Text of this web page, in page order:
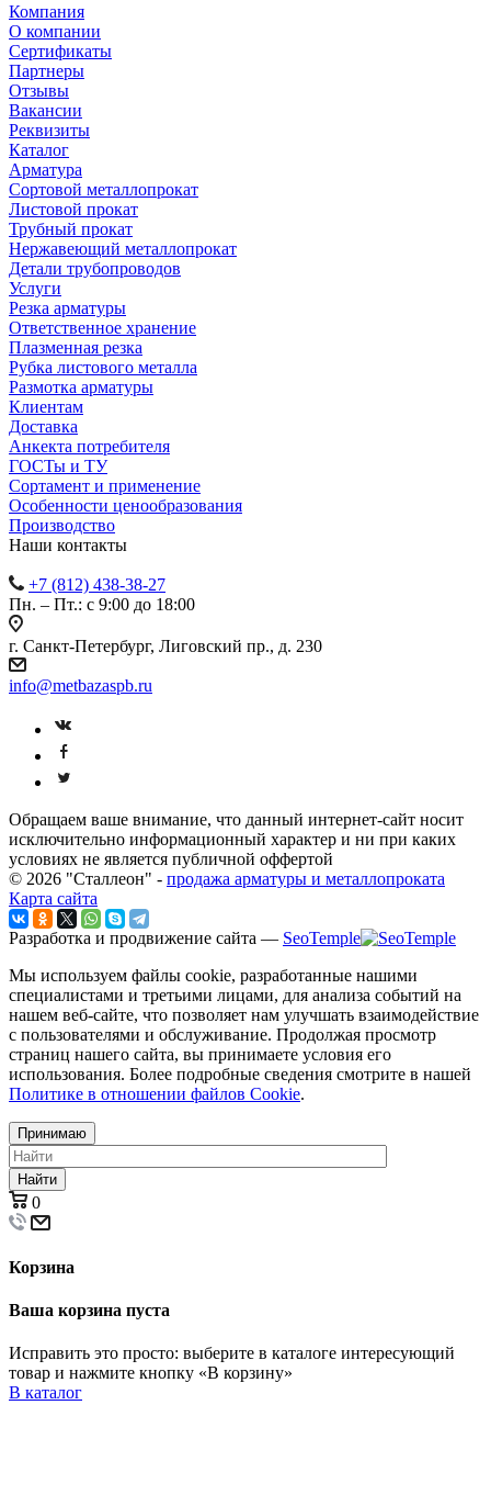
Компания
О компании
Сертификаты
Партнеры
Отзывы
Вакансии
Реквизиты
Каталог
Арматура
Сортовой металлопрокат
Листовой прокат
Трубный прокат
Нержавеющий металлопрокат
Детали трубопроводов
Услуги
Резка арматуры
Ответственное хранение
Плазменная резка
Рубка листового металла
Размотка арматуры
Клиентам
Доставка
Анкекта потребителя
ГОСТы и ТУ
Сортамент и применение
Особенности ценообразования
Производство
Наши контакты
+7 (812) 438-38-27
Пн. – Пт.: с 9:00 до 18:00
г. Санкт-Петербург, Лиговский пр., д. 230
info@metbazaspb.ru
Обращаем ваше внимание, что данный интернет-сайт носит
исключительно информационный характер и ни при каких
условиях не является публичной оффертой
© 2026 "Сталлеон" - продажа арматуры и металлопроката
Карта сайта
Разработка и продвижение сайта — SeoTemple
Мы используем файлы cookie, разработанные нашими
специалистами и третьими лицами, для анализа событий на
нашем веб-сайте, что позволяет нам улучшать взаимодействие
с пользователями и обслуживание. Продолжая просмотр
страниц нашего сайта, вы принимаете условия его
использования. Более подробные сведения смотрите в нашей
Политике в отношении файлов Cookie.
Принимаю
Найти
0
Корзина
Ваша корзина пуста
Исправить это просто: выберите в каталоге интересующий
товар и нажмите кнопку «В корзину»
В каталог